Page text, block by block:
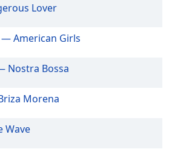
Lover
— American Girls
Nostra Bossa
Morena
Wave